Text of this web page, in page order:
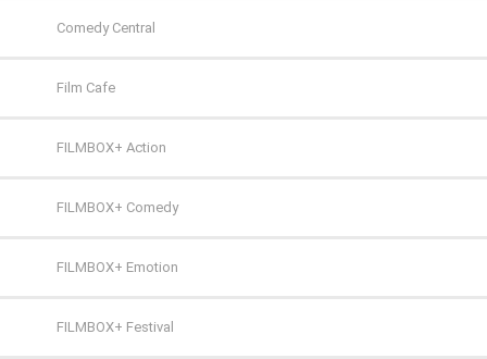
Comedy Central
Film Cafe
FILMBOX+ Action
FILMBOX+ Comedy
FILMBOX+ Emotion
FILMBOX+ Festival